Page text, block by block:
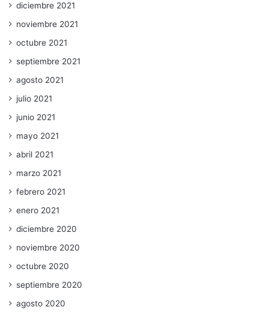
diciembre 2021
noviembre 2021
octubre 2021
septiembre 2021
agosto 2021
julio 2021
junio 2021
mayo 2021
abril 2021
marzo 2021
febrero 2021
enero 2021
diciembre 2020
noviembre 2020
octubre 2020
septiembre 2020
agosto 2020